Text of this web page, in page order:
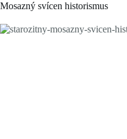
Mosazný svícen historismus